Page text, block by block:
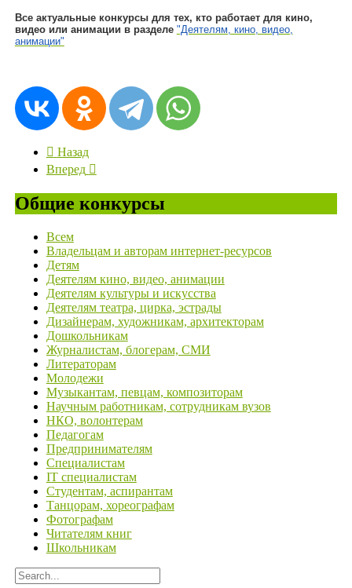
Все актуальные конкурсы для тех, кто работает для кино,
видео или анимации в разделе "Деятелям, кино, видео,
анимации"
Назад
Вперед
Общие конкурсы
Всем
Владельцам и авторам интернет-ресурсов
Детям
Деятелям кино, видео, анимации
Деятелям культуры и искусства
Деятелям театра, цирка, эстрады
Дизайнерам, художникам, архитекторам
Дошкольникам
Журналистам, блогерам, СМИ
Литераторам
Молодежи
Музыкантам, певцам, композиторам
Научным работникам, сотрудникам вузов
НКО, волонтерам
Педагогам
Предпринимателям
Специалистам
IT специалистам
Студентам, аспирантам
Танцорам, хореографам
Фотографам
Читателям книг
Школьникам